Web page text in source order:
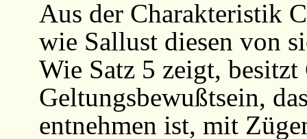
Aus der Charakteristik
wie Sallust diesen von
Wie Satz 5 zeigt,
Geltungsbewußtsein,
entnehmen ist, mit